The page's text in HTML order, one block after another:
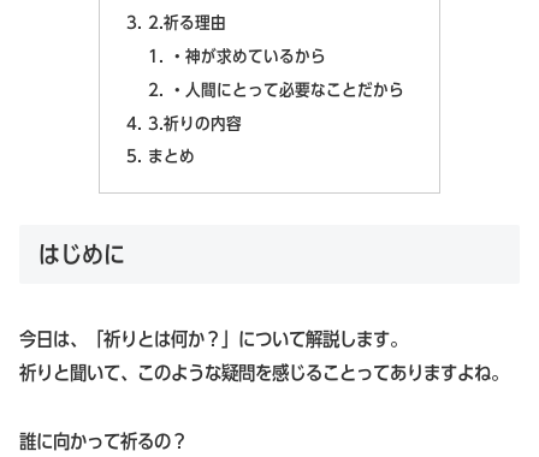
2.祈る理由
・神が求めているから
・人間にとって必要なことだから
3.祈りの内容
まとめ
はじめに
今日は、「祈りとは何か？」について解説します。
祈りと聞いて、このような疑問を感じることってありますよね。
誰に向かって祈るの？